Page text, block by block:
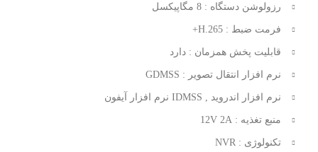
رزولوشن دستگاه : 8 مگاپیکسل
فرمت ضبط : H.265+
قابلیت پخش همزمان : دارد
نرم افزار انتقال تصویر : GDMSS
نرم افزار اندروید , IDMSS نرم افزار آیفون
منبع تغذیه : 12V 2A
تکنولوژی : NVR